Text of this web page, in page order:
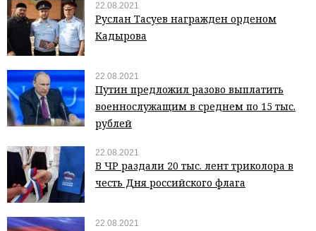
22.08.2021
Руслан Тасуев награжден орденом
Кадырова
22.08.2021
Путин предложил разово выплатить
военнослужащим в среднем по 15 тыс.
рублей
22.08.2021
В ЧР раздали 20 тыс. лент триколора в
честь Дня российского флага
22.08.2021